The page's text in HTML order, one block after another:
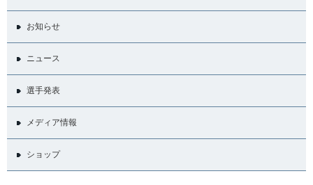
お知らせ
ニュース
選手発表
メディア情報
ショップ